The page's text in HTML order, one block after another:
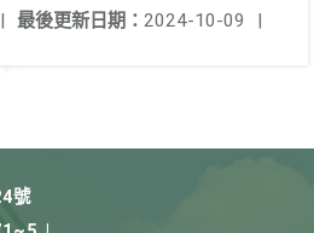
最後更新日期： 2024-10-09 |
|
號